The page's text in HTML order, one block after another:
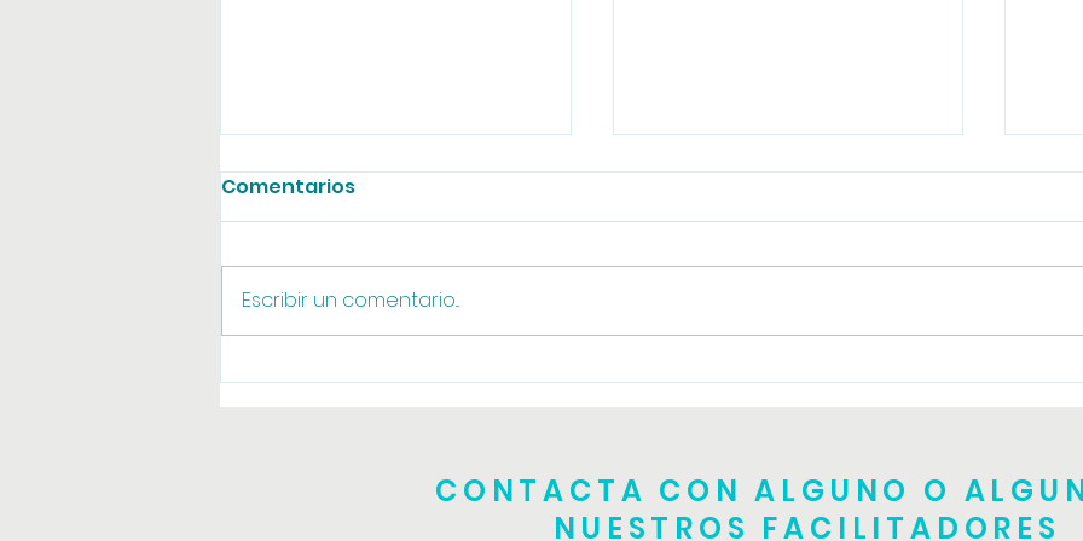
Agosto online
Taller de TRE teórico
Comentarios
Escribir un comentario...
CONTACTA CON ALGUNO O
NUESTROS FACILITADORES